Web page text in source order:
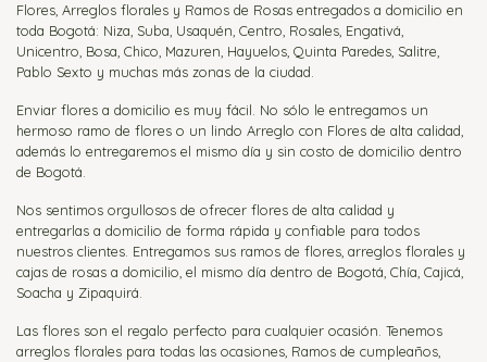
Flores, Arreglos florales y Ramos de Rosas entregados a domicilio en
toda Bogotá: Niza, Suba, Usaquén, Centro, Rosales, Engativá,
Unicentro, Bosa, Chico, Mazuren, Hayuelos, Quinta Paredes, Salitre,
Pablo Sexto y muchas más zonas de la ciudad.
Enviar flores a domicilio es muy fácil. No sólo le entregamos un
hermoso ramo de flores o un lindo Arreglo con Flores de alta calidad,
además lo entregaremos el mismo día y sin costo de domicilio dentro
de Bogotá.
Nos sentimos orgullosos de ofrecer flores de alta calidad y
entregarlas a domicilio de forma rápida y confiable para todos
nuestros clientes. Entregamos sus ramos de flores, arreglos florales y
cajas de rosas a domicilio, el mismo día dentro de Bogotá, Chía, Cajicá,
Soacha y Zipaquirá.
Las flores son el regalo perfecto para cualquier ocasión. Tenemos
arreglos florales para todas las ocasiones, Ramos de cumpleaños,